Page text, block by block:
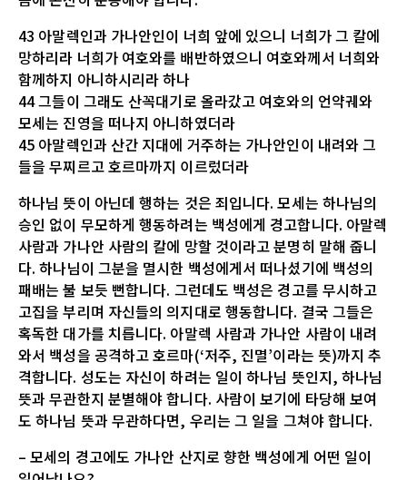
43 아말렉인과 가나안인이 너희 앞에 있으니 너희가 그 칼에
망하리라 너희가 여호와를 배반하였으니 여호와께서 너희와
함께하지 아니하시리라 하나
44 그들이 그래도 산꼭대기로 올라갔고 여호와의 언약궤와
모세는 진영을 떠나지 아니하였더라
45 아말렉인과 산간 지대에 거주하는 가나안인이 내려와 그
들을 무찌르고 호르마까지 이르렀더라
하나님 뜻이 아닌데 행하는 것은 죄입니다. 모세는 하나님의
승인 없이 무모하게 행동하려는 백성에게 경고합니다. 아말렉
사람과 가나안 사람의 칼에 망할 것이라고 분명히 말해 줍니
다. 하나님이 그분을 멸시한 백성에게서 떠나셨기에 백성의
패배는 불 보듯 뻔합니다. 그런데도 백성은 경고를 무시하고
고집을 부리며 자신들의 의지대로 행동합니다. 결국 그들은
혹독한 대가를 치릅니다. 아말렉 사람과 가나안 사람이 내려
와서 백성을 공격하고 호르마(‘저주, 진멸’이라는 뜻)까지 추
격합니다. 성도는 자신이 하려는 일이 하나님 뜻인지, 하나님
뜻과 무관한지 분별해야 합니다. 사람이 보기에 타당해 보여
도 하나님 뜻과 무관하다면, 우리는 그 일을 그쳐야 합니다.
– 모세의 경고에도 가나안 산지로 향한 백성에게 어떤 일이